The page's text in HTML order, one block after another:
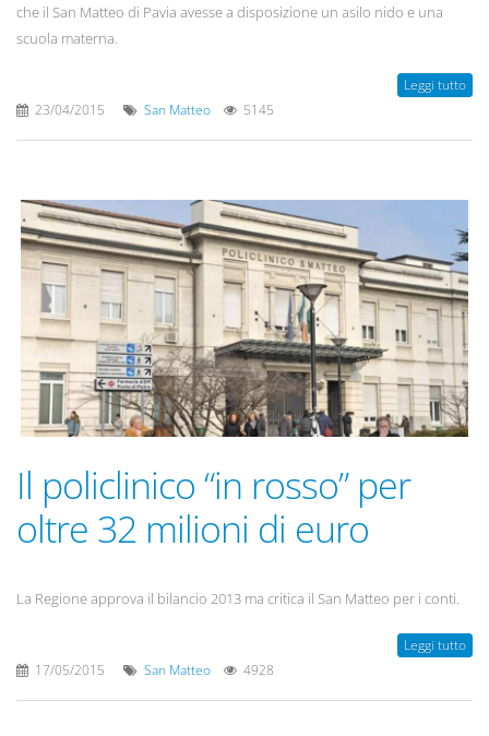
che il San Matteo di Pavia avesse a disposizione un asilo nido e una
scuola materna.
Leggi tutto
23/04/2015 San Matteo 5145
Il policlinico “in rosso” per
oltre 32 milioni di euro
La Regione approva il bilancio 2013 ma critica il San Matteo per i conti.
Leggi tutto
17/05/2015 San Matteo 4928